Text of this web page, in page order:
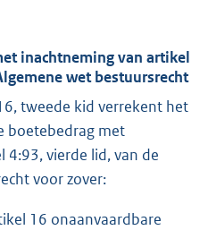
inachtneming van artikel
wet bestuursrecht
tweede kid verrekent het
boetebedrag met
4:93, vierde lid, van de
voor zover:
16 onaanvaardbare